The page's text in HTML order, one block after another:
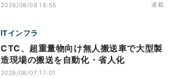
2026/08/08 16:55 連載
ITインフラ
CTC、超重量物向け無人搬送車で大型製
造現場の搬送を自動化・省人化
2026/08/07 17:01